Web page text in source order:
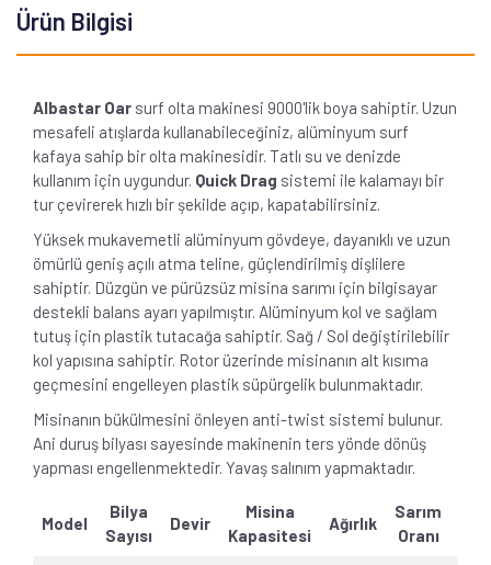
Ürün Bilgisi
Albastar Oar surf olta makinesi 9000'lik boya sahiptir. Uzun
mesafeli atışlarda kullanabileceğiniz, alüminyum surf
kafaya sahip bir olta makinesidir. Tatlı su ve denizde
kullanım için uygundur. Quick Drag sistemi ile kalamayı bir
tur çevirerek hızlı bir şekilde açıp, kapatabilirsiniz.
Yüksek mukavemetli alüminyum gövdeye, dayanıklı ve uzun
ömürlü geniş açılı atma teline, güçlendirilmiş dişlilere
sahiptir. Düzgün ve pürüzsüz misina sarımı için bilgisayar
destekli balans ayarı yapılmıştır. Alüminyum kol ve sağlam
tutuş için plastik tutacağa sahiptir. Sağ / Sol değiştirilebilir
kol yapısına sahiptir. Rotor üzerinde misinanın alt kısıma
geçmesini engelleyen plastik süpürgelik bulunmaktadır.
Misinanın bükülmesini önleyen anti-twist sistemi bulunur.
Ani duruş bilyası sayesinde makinenin ters yönde dönüş
yapması engellenmektedir. Yavaş salınım yapmaktadır.
Model
Bilya
Sayısı
Devir
Misina
Kapasitesi
Ağırlık
Sarım
Oranı